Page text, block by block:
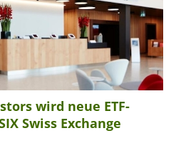
wird neue ETF-
Swiss Exchange